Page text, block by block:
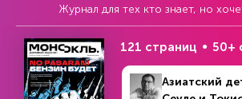
© 2017—2026 АНО «Творческий коллектив
Политика конфиденциальности
Условия использования материалов
Согласие на обработку персональных данных
Журнал для тех кто знает, но
121 страниц 50+
Азиатский